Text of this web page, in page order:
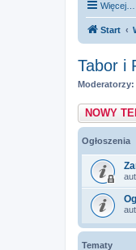
Więcej…
Start
Tabor i
Moderatorzy:
NOWY
Ogłoszenia
Tematy